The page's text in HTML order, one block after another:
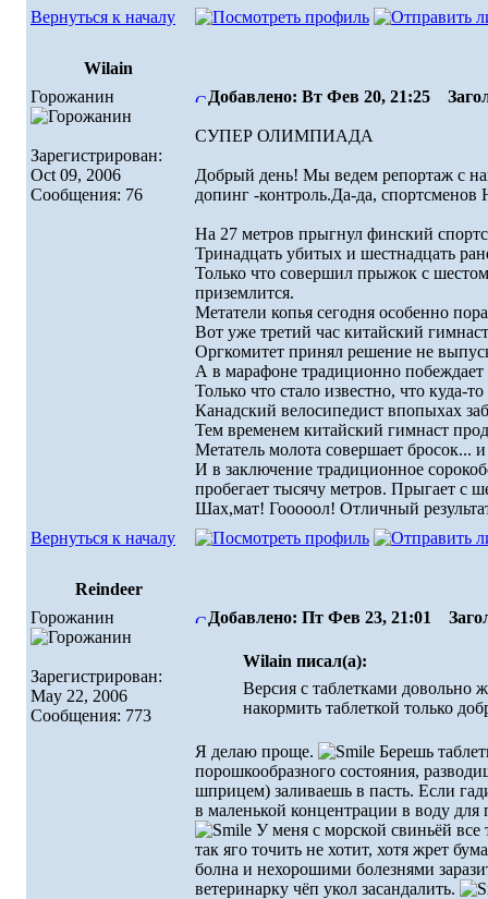
Вернуться к началу
Wilain
Горожанин
Зарегистрирован:
Oct 09, 2006
Сообщения: 76
Добавлено: Вт Фев 20, 21:25
СУПЕР ОЛИМПИАДА
Добрый день! Мы ведем репортаж с
допинг -контроль.Да-да,
На 27 метров прыгнул финский
Тринадцать убитых и шестнадцать
Только что совершил прыжок с
приземлится.
Метатели копья сегодня особенно
Вот уже третий час китайский
Оргкомитет принял решение не
А в марафоне традиционно
Только что стало известно, что куда-
Канадский велосипедист впопыхах
Тем временем китайский гимнаст
Метатель молота совершает бросок...
И в заключение традиционное
пробегает тысячу метров. Прыгает с
Шах,мат! Гооооол! Отличный
Вернуться к началу
Reindeer
Горожанин
Зарегистрирован:
May 22, 2006
Сообщения: 773
Добавлено: Пт Фев 23, 21:01
Wilain писал(а):
Версия с таблетками довольно
накормить таблеткой только
Я делаю проще.
Берешь
порошкообразного состояния,
шприцем) заливаешь в пасть. Если
в маленькой концентрации в воду для
У меня с морской свиньёй все
так яго точить не хотит, хотя жрет
болна и нехорошими болезнями
ветеринарку чёп укол засандалить.